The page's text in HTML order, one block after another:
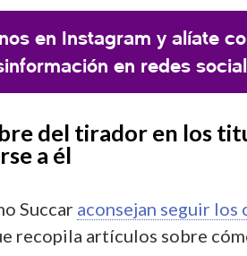
en Instagram y alíate
en redes
del tirador en los
a él
Succar aconsejan seguir los
recopila artículos sobre